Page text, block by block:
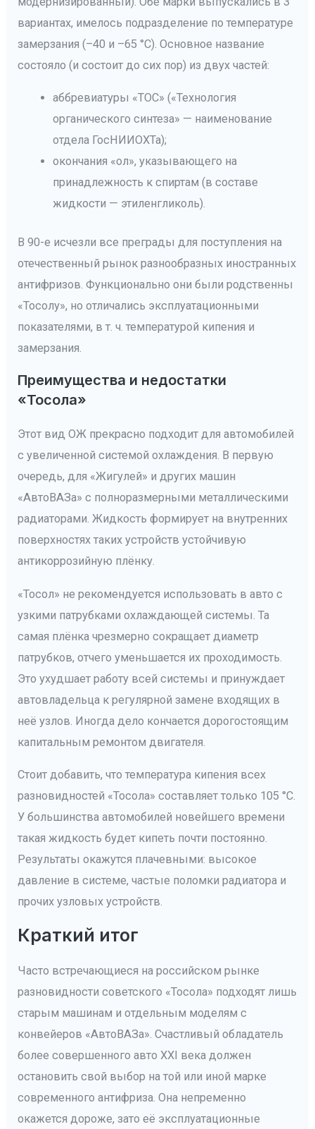
вариантах, имелось подразделение по температуре
замерзания (–40 и –65 °С). Основное название
состояло (и состоит до сих пор) из двух частей:
аббревиатуры «ТОС» («Технология
органического синтеза» — наименование
отдела ГосНИИОХТа);
окончания «ол», указывающего на
принадлежность к спиртам (в составе
жидкости — этиленгликоль).
В 90-е исчезли все преграды для поступления на
отечественный рынок разнообразных иностранных
антифризов. Функционально они были родственны
«Тосолу», но отличались эксплуатационными
показателями, в т. ч. температурой кипения и
замерзания.
Преимущества и недостатки
«Тосола»
Этот вид ОЖ прекрасно подходит для автомобилей
с увеличенной системой охлаждения. В первую
очередь, для «Жигулей» и других машин
«АвтоВАЗа» с полноразмерными металлическими
радиаторами. Жидкость формирует на внутренних
поверхностях таких устройств устойчивую
антикоррозийную плёнку.
«Тосол» не рекомендуется использовать в авто с
узкими патрубками охлаждающей системы. Та
самая плёнка чрезмерно сокращает диаметр
патрубков, отчего уменьшается их проходимость.
Это ухудшает работу всей системы и принуждает
автовладельца к регулярной замене входящих в
неё узлов. Иногда дело кончается дорогостоящим
капитальным ремонтом двигателя.
Стоит добавить, что температура кипения всех
разновидностей «Тосола» составляет только 105 °С.
У большинства автомобилей новейшего времени
такая жидкость будет кипеть почти постоянно.
Результаты окажутся плачевными: высокое
давление в системе, частые поломки радиатора и
прочих узловых устройств.
Краткий итог
Часто встречающиеся на российском рынке
разновидности советского «Тосола» подходят лишь
старым машинам и отдельным моделям с
конвейеров «АвтоВАЗа». Счастливый обладатель
более совершенного авто XXI века должен
остановить свой выбор на той или иной марке
современного антифриза. Она непременно
окажется дороже, зато её эксплуатационные